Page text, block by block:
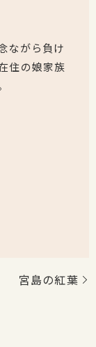
ながら負け
住の娘家族
宮島の紅葉